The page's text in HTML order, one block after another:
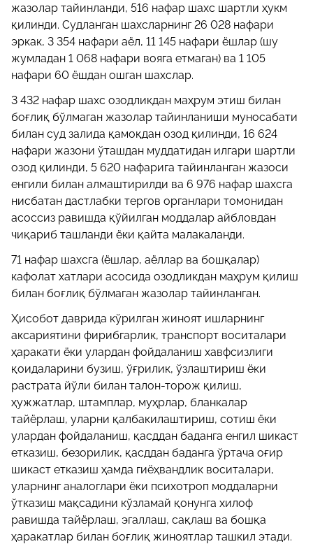
жазолар тайинланди, 516 нафар шахс шартли ҳукм
қилинди. Судланган шахсларнинг 26 028 нафари
эркак, 3 354 нафари аёл, 11 145 нафари ёшлар (шу
жумладан 1 068 нафари вояга етмаган) ва 1 105
нафари 60 ёшдан ошган шахслар.
3 432 нафар шахс озодликдан маҳрум этиш билан
боғлиқ бўлмаган жазолар тайинланиши муносабати
билан суд залида қамоқдан озод қилинди, 16 624
нафари жазони ўташдан муддатидан илгари шартли
озод қилинди, 5 620 нафарига тайинланган жазоси
енгили билан алмаштирилди ва 6 976 нафар шахсга
нисбатан дастлабки тергов органлари томонидан
асоссиз равишда қўйилган моддалар айбловдан
чиқариб ташланди ёки қайта малакаланди.
71 нафар шахсга (ёшлар, аёллар ва бошқалар)
кафолат хатлари асосида озодликдан маҳрум қилиш
билан боғлиқ бўлмаган жазолар тайинланган.
Ҳисобот даврида кўрилган жиноят ишларнинг
аксариятини фирибгарлик, транспорт воситалари
ҳаракати ёки улардан фойдаланиш хавфсизлиги
қоидаларини бузиш, ўғрилик, ўзлаштириш ёки
растрата йўли билан талон-торож қилиш,
ҳужжатлар, штамплар, муҳрлар, бланкалар
тайёрлаш, уларни қалбакилаштириш, сотиш ёки
улардан фойдаланиш, қасддан баданга енгил шикаст
етказиш, безорилик, қасддан баданга ўртача оғир
шикаст етказиш ҳамда гиёҳвандлик воситалари,
уларнинг аналоглари ёки психотроп моддаларни
ўтказиш мақсадини кўзламай қонунга хилоф
равишда тайёрлаш, эгаллаш, сақлаш ва бошқа
ҳаракатлар билан боғлиқ жиноятлар ташкил этади.